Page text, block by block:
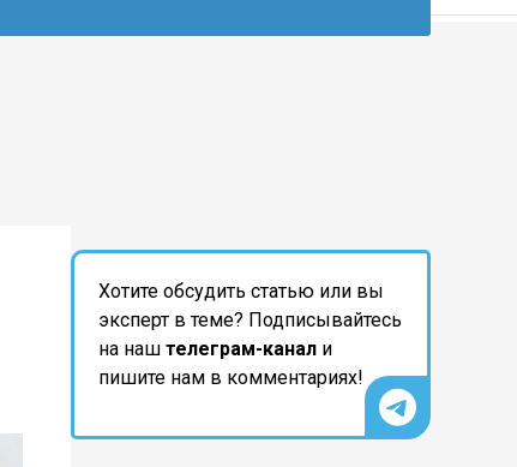
Хотите обсудить статью или вы
эксперт в теме? Подписывайтесь
на наш телеграм-канал и
пишите нам в комментариях!